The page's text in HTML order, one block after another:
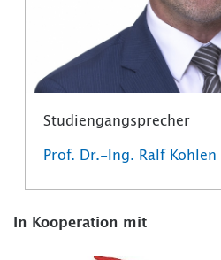
Studiengangsprecher
Prof. Dr.-Ing. Ralf Kohlen
In Kooperation mit